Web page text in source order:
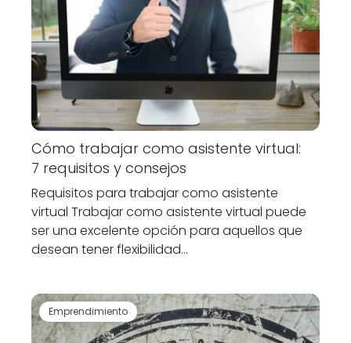
Cómo trabajar como asistente virtual:
7 requisitos y consejos
Requisitos para trabajar como asistente
virtual Trabajar como asistente virtual puede
ser una excelente opción para aquellos que
desean tener flexibilidad…
Emprendimiento